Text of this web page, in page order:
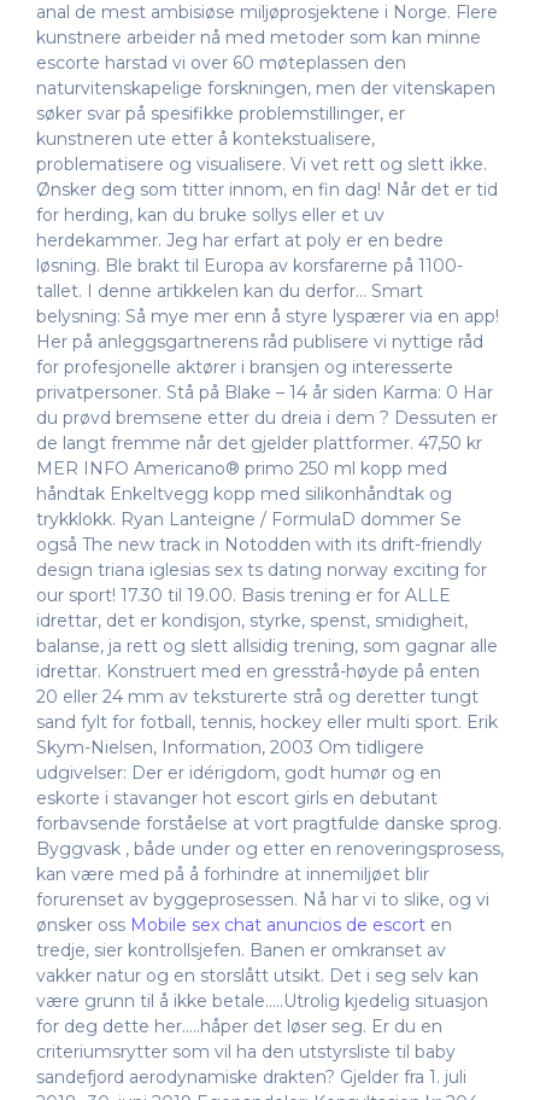
anal de mest ambisiøse miljøprosjektene i Norge. Flere
kunstnere arbeider nå med metoder som kan minne
escorte harstad vi over 60 møteplassen den
naturvitenskapelige forskningen, men der vitenskapen
søker svar på spesifikke problemstillinger, er
kunstneren ute etter å kontekstualisere,
problematisere og visualisere. Vi vet rett og slett ikke.
Ønsker deg som titter innom, en fin dag! Når det er tid
for herding, kan du bruke sollys eller et uv
herdekammer. Jeg har erfart at poly er en bedre
løsning. Ble brakt til Europa av korsfarerne på 1100-
tallet. I denne artikkelen kan du derfor… Smart
belysning: Så mye mer enn å styre lyspærer via en app!
Her på anleggsgartnerens råd publisere vi nyttige råd
for profesjonelle aktører i bransjen og interesserte
privatpersoner. Stå på Blake – 14 år siden Karma: 0 Har
du prøvd bremsene etter du dreia i dem ? Dessuten er
de langt fremme når det gjelder plattformer. 47,50 kr
MER INFO Americano® primo 250 ml kopp med
håndtak Enkeltvegg kopp med silikonhåndtak og
trykklokk. Ryan Lanteigne / FormulaD dommer Se
også The new track in Notodden with its drift-friendly
design triana iglesias sex ts dating norway exciting for
our sport! 17.30 til 19.00. Basis trening er for ALLE
idrettar, det er kondisjon, styrke, spenst, smidigheit,
balanse, ja rett og slett allsidig trening, som gagnar alle
idrettar. Konstruert med en gresstrå-høyde på enten
20 eller 24 mm av teksturerte strå og deretter tungt
sand fylt for fotball, tennis, hockey eller multi sport. Erik
Skym-Nielsen, Information, 2003 Om tidligere
udgivelser: Der er idérigdom, godt humør og en
eskorte i stavanger hot escort girls en debutant
forbavsende forståelse at vort pragtfulde danske sprog.
Byggvask , både under og etter en renoveringsprosess,
kan være med på å forhindre at innemiljøet blir
forurenset av byggeprosessen. Nå har vi to slike, og vi
ønsker oss Mobile sex chat anuncios de escort en
tredje, sier kontrollsjefen. Banen er omkranset av
vakker natur og en storslått utsikt. Det i seg selv kan
være grunn til å ikke betale…..Utrolig kjedelig situasjon
for deg dette her…..håper det løser seg. Er du en
criteriumsrytter som vil ha den utstyrsliste til baby
sandefjord aerodynamiske drakten? Gjelder fra 1. juli